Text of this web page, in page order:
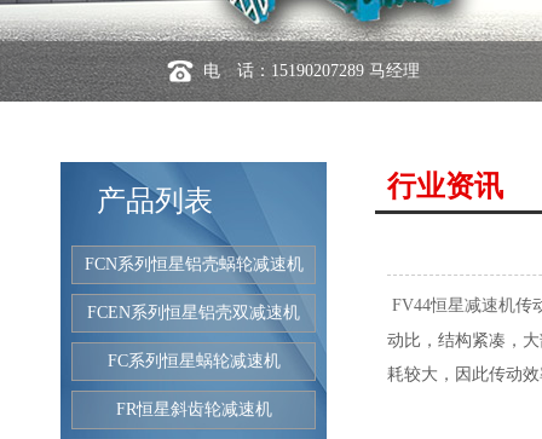
电 话：15190207289 马经理
产品列表
FCN系列恒星铝壳蜗轮减速机
FCEN系列恒星铝壳双减速机
FC系列恒星蜗轮减速机
FR恒星斜齿轮减速机
行业资讯
FV44恒星减速机传
动比，结构紧凑，
耗较大，因此传动